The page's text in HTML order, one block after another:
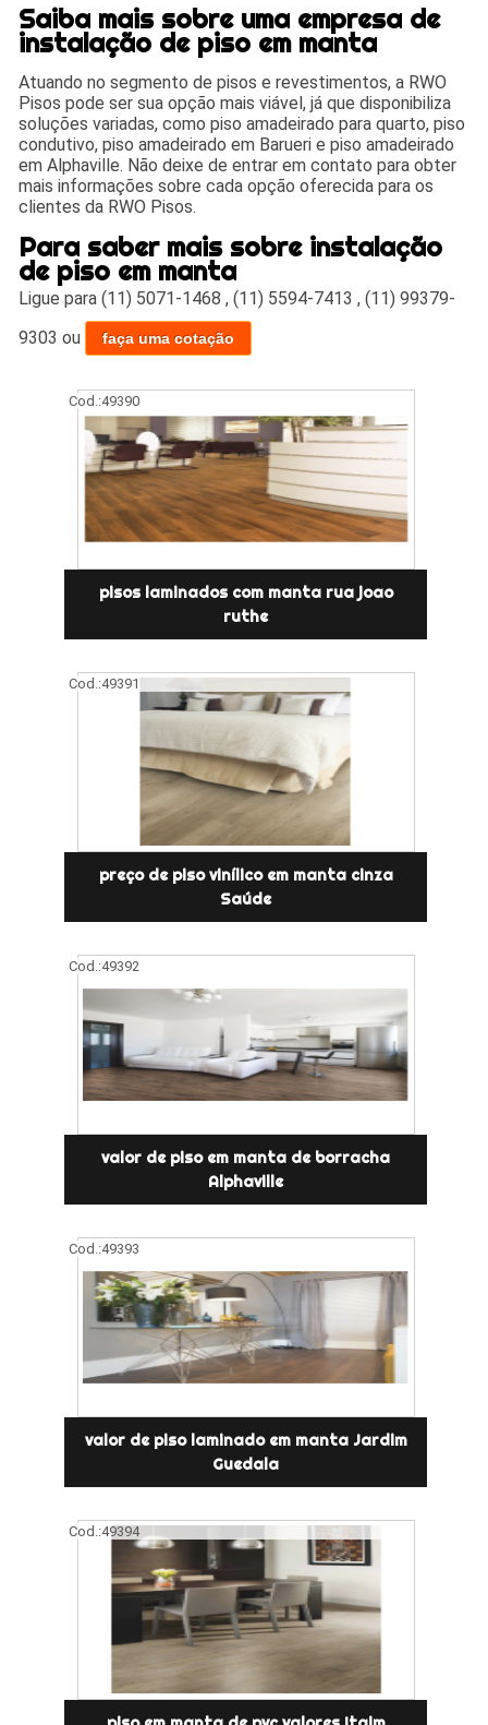
Saiba mais sobre uma empresa de
instalação de piso em manta
Atuando no segmento de pisos e revestimentos, a RWO
Pisos pode ser sua opção mais viável, já que disponibiliza
soluções variadas, como piso amadeirado para quarto, piso
condutivo, piso amadeirado em Barueri e piso amadeirado
em Alphaville. Não deixe de entrar em contato para obter
mais informações sobre cada opção oferecida para os
clientes da RWO Pisos.
Para saber mais sobre instalação
de piso em manta
Ligue para(11) 5071-1468 ,(11) 5594-7413 ,(11) 99379-
9303 ou faça uma cotação
Cod.:49390
pisos laminados com manta rua joao
ruthe
Cod.:49391
preço de piso vinílico em manta cinza
Saúde
Cod.:49392
valor de piso em manta de borracha
Alphaville
Cod.:49393
valor de piso laminado em manta Jardim
Guedala
Cod.:49394